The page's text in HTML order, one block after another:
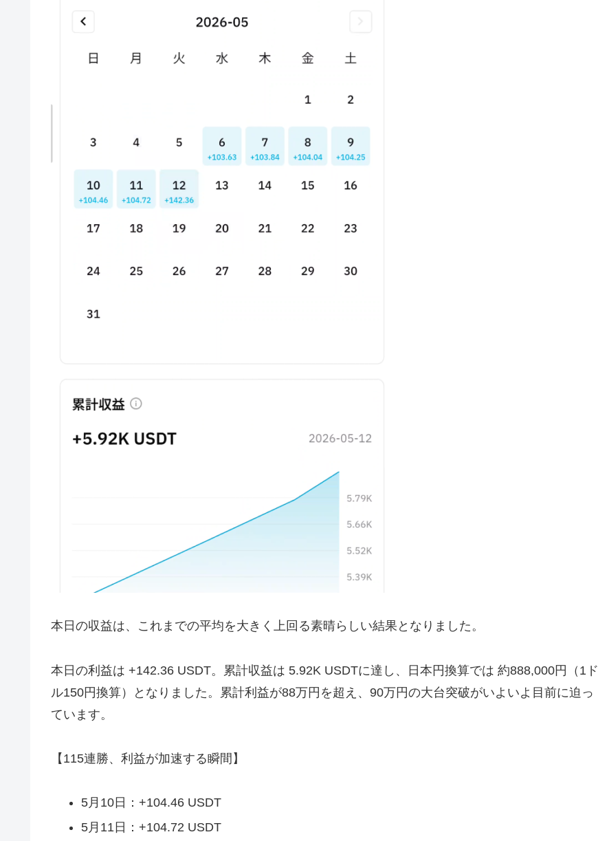
本日の収益は、これまでの平均を大きく上回る素晴らしい結果となりました。
本日の利益は +142.36 USDT。累計収益は 5.92K USDTに達し、日本円換算では 約888,000円（1ド
ル150円換算）となりました。累計利益が88万円を超え、90万円の大台突破がいよいよ目前に迫っ
ています。
【115連勝、利益が加速する瞬間】
5月10日：+104.46 USDT
5月11日：+104.72 USDT